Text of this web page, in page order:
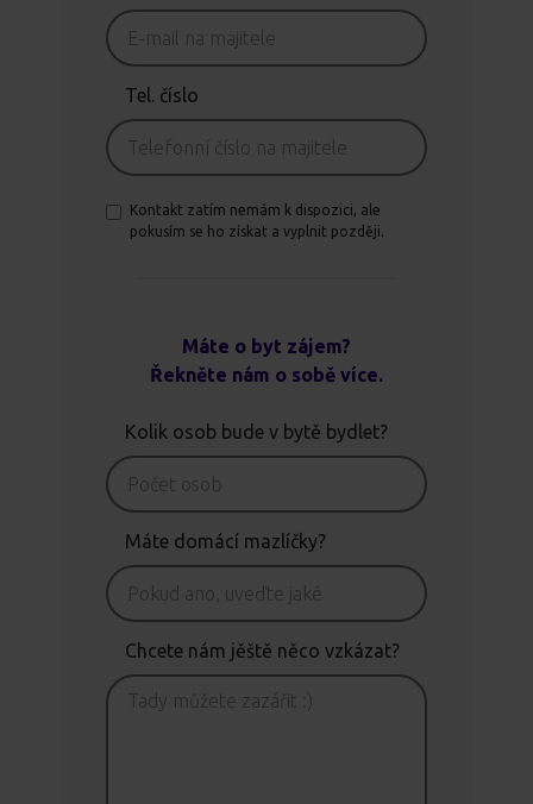
Tel. číslo
Kontakt zatím nemám k dispozici, ale
pokusím se ho získat a vyplnit později.
Máte o byt zájem?
Řekněte nám o sobě více.
Kolik osob bude v bytě bydlet?
Máte domácí mazlíčky?
Chcete nám jěště něco vzkázat?